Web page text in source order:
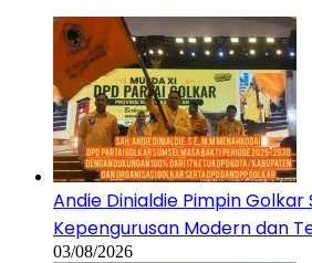
Andie Dinialdie Pimpin Golkar
Kepengurusan Modern dan
03/08/2026